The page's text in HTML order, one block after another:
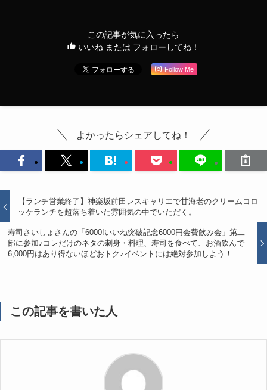
この記事が気に入ったら
いいね または フォローしてね！
Follow Me
よかったらシェアしてね！
【ランチ営業終了】神楽坂前田レスキャリエで甘海老のクリームコロ
ッケランチを超落ち着いた雰囲気の中でいただく。
寿司さいしょさんの「6000!いいね突破記念6000円会費飲み会」第二
部に参加♪コレだけのネタの刺身・料理、寿司を食べて、お酒飲んで
6,000円はあり得ないほどおトク♪イベントには絶対参加しよう！
この記事を書いた人